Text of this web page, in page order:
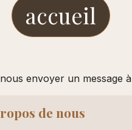
accueil
envoyer un message à
de nous